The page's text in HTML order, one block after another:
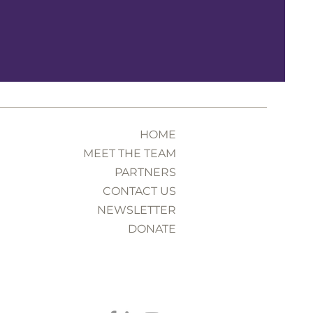
HOME
MEET THE TEAM
PARTNERS
CONTACT US
NEWSLETTER
DONATE